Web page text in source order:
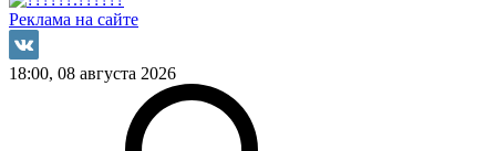
Реклама на сайте
18:00, 08 августа 2026